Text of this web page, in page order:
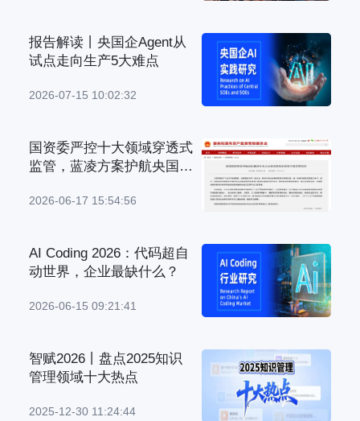
报告解读丨央国企Agent从
试点走向生产5大难点
2026-07-15 10:02:32
国资委严控十大领域穿透式
监管，蓝凌方案护航央国企
2026-06-17 15:54:56
AI Coding 2026：代码超自
动世界，企业最缺什么？
2026-06-15 09:21:41
智赋2026丨盘点2025知识
管理领域十大热点
2025-12-30 11:24:44